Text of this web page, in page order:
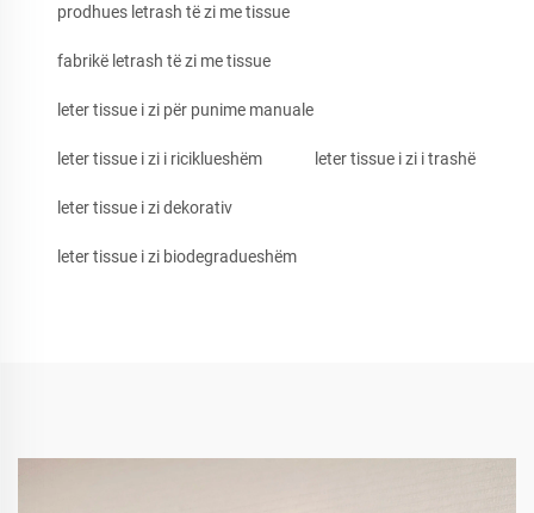
prodhues letrash të zi me tissue
fabrikë letrash të zi me tissue
leter tissue i zi për punime manuale
leter tissue i zi i riciklueshëm leter tissue i zi i trashë
leter tissue i zi dekorativ
leter tissue i zi biodegradueshëm